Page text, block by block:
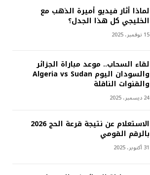
لماذا أثار فيديو أميرة الذهب مع
الخليجي كل هذا الجدل؟
15 نوفمبر، 2025
لقاء السحاب.. موعد مباراة الجزائر
والسودان اليوم Algeria vs Sudan
والقنوات الناقلة
24 ديسمبر، 2025
الاستعلام عن نتيجة قرعة الحج 2026
بالرقم القومي
31 أكتوبر، 2025